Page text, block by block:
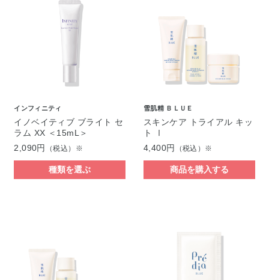
インフィニティ
イノベイティブ ブライト セ
ラム XX ＜15mL＞
2,090円
（税込）※
種類を選ぶ
雪肌精 ＢＬＵＥ
スキンケア トライアル キッ
ト Ⅰ
4,400円
（税込）※
商品を購入する